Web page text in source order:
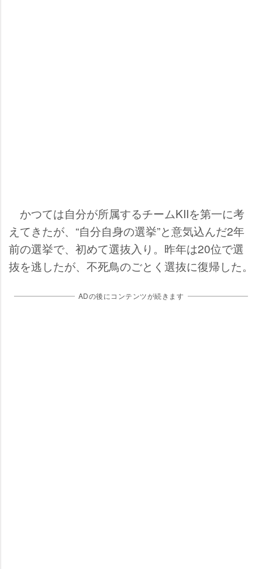
かつては自分が所属するチームKIIを第一に考
えてきたが、“自分自身の選挙”と意気込んだ2年
前の選挙で、初めて選抜入り。昨年は20位で選
抜を逃したが、不死鳥のごとく選抜に復帰した。
ADの後にコンテンツが続きます